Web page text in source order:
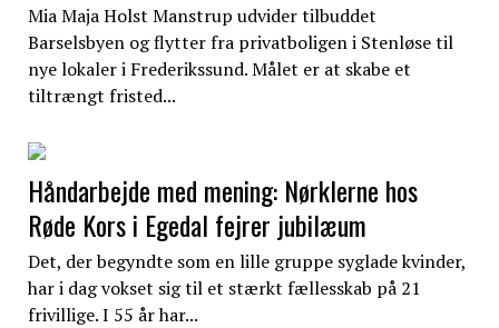
Mia Maja Holst Manstrup udvider tilbuddet
Barselsbyen og flytter fra privatboligen i Stenløse til
nye lokaler i Frederikssund. Målet er at skabe et
tiltrængt fristed...
Håndarbejde med mening: Nørklerne hos
Røde Kors i Egedal fejrer jubilæum
Det, der begyndte som en lille gruppe syglade kvinder,
har i dag vokset sig til et stærkt fællesskab på 21
frivillige. I 55 år har...